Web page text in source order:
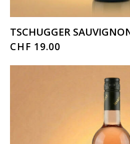
TSCHUGGER
CHF 19.00